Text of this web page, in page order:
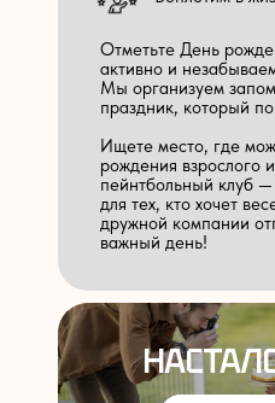
Отметьте День
активно и
Мы организуем
праздник, который
Ищете место, где
рождения взрослого
пейнтбольный клуб
для тех, кто хочет
дружной компании
важный день!